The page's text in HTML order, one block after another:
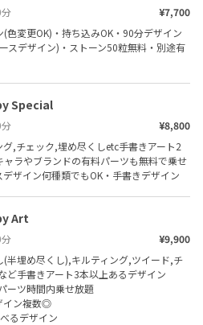
分
¥7,700
(色変更OK)・持ち込みOK・90分デザイン
スデザイン)・ストーン50粒無料・別途有
Special
分
¥8,800
グ,チェック,埋め尽くしetc手書きアート2
ラやブランドの有料パーツも無料で乗せ
デザイン何種類でもOK・手書きデザイン
Art
分
¥9,900
(半埋め尽くし),キルティング,ツイード,チ
ど手書きアート3本以上あるデザイン
ーツ時間内乗せ放題
イン複数◎
るデザイン